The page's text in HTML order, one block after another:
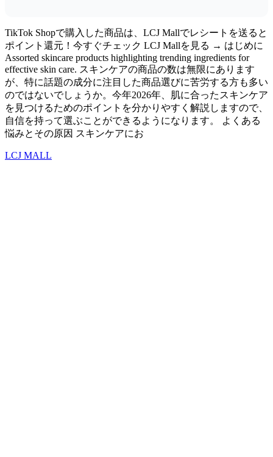
TikTok Shopで購入した商品は、LCJ Mallでレシートを送ると
ポイント還元！今すぐチェック LCJ Mallを見る → はじめに
Assorted skincare products highlighting trending ingredients for
effective skin care. スキンケアの商品の数は無限にあります
が、特に話題の成分に注目した商品選びに苦労する方も多い
のではないでしょうか。今年2026年、肌に合ったスキンケア
を見つけるためのポイントを分かりやすく解説しますので、
自信を持って選ぶことができるようになります。 よくある
悩みとその原因 スキンケアにお
LCJ MALL